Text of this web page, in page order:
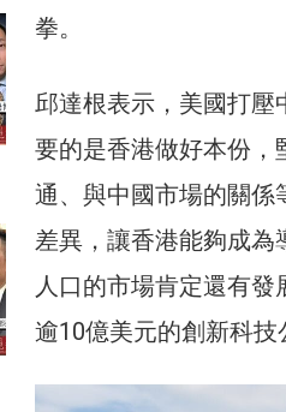
拳。
邱達根表示，美國打壓
要的是香港做好本份，
通、與中國市場的關係
差異，讓香港能夠成
人口的市場肯定還有
逾10億美元的創新科技